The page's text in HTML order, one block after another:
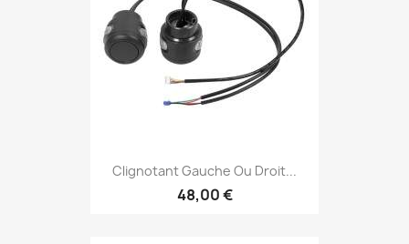
Clignotant Gauche Ou Droit...
48,00 €